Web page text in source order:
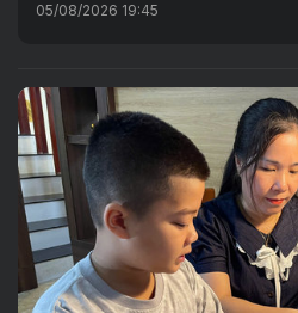
05/08/2026 19:45